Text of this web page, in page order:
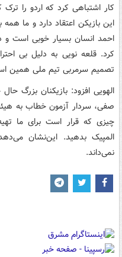
کار اشتباهی کرد که اردو را
این بازیکن اعتقاد دارد و ما
احمد انسان بسیار خوبی است
کرد. قلعه نویی به دلیل بی
تصمیم سرمربی تیم ملی همین
الهویی افزود: بازیکنان بزرگ
صفی، سردار آزمون خطاب به
چیزی که قرار است برای ما
المپیک بدهید. این‌نشان
نمی‌داند.